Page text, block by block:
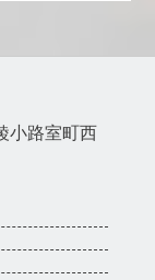
小路室町西